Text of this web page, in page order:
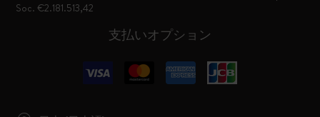
支払いオプション
Soc. €2.181.513,42